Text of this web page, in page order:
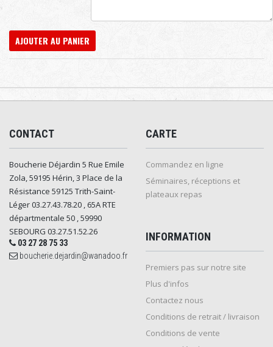
AJOUTER AU PANIER
CONTACT
Boucherie Déjardin 5 Rue Emile
Zola, 59195 Hérin, 3 Place de la
Résistance 59125 Trith-Saint-
Léger 03.27.43.78.20 , 65A RTE
départmentale 50 , 59990
SEBOURG 03.27.51.52.26
03 27 28 75 33
boucherie.dejardin@wanadoo.fr
CARTE
Commandez en ligne
Séminaires, réceptions et
plateaux repas
INFORMATION
Premiers pas sur notre site
Plus d'infos
Contactez nous
Conditions de retrait / livraison
Conditions de vente